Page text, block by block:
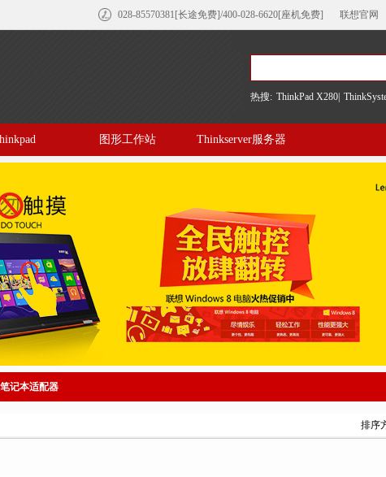
联想官网
028-85570381[长途免费]/400-028-6620[座机免费]
热搜: ThinkPad X280|
图形工作站 Thinkserver服务器
记本适配器
排序